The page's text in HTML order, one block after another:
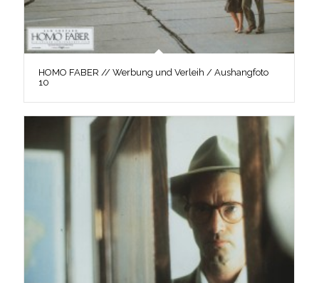
HOMO FABER // Werbung und Verleih / Aushangfoto
10